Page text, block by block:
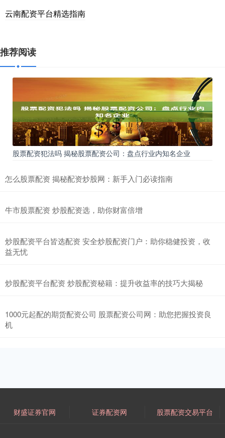
云南配资平台精选指南
推荐阅读
股票配资犯法吗 揭秘股票配资公司：盘点行业内知名企业
怎么股票配资 揭秘配资炒股网：新手入门必读指南
牛市股票配资 炒股配资选，助你财富倍增
炒股配资平台皆选配资 安全炒股配资门户：助你稳健投资，收
益无忧
炒股配资平台配资 炒股配资秘籍：提升收益率的技巧大揭秘
1000元起配的期货配资公司 股票配资公司网：助您把握投资良
机
财盛证券官网 证券配资网 股票配资交易平台